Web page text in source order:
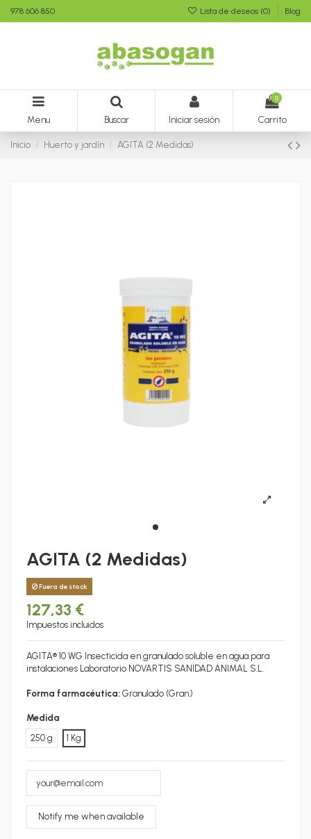
978 606 850 Lista de deseos (0) Blog
Menu Buscar Iniciar sesión
0
Carrito
Inicio Huerto y jardín AGITA (2 Medidas)
AGITA (2 Medidas)
Fuera de stock
127,33 €
Impuestos incluidos
AGITA® 10 WG Insecticida en granulado soluble en agua para
instalaciones Laboratorio NOVARTIS SANIDAD ANIMAL S.L.
Forma farmacéutica:Granulado (Gran.)
Medida
250 g
1 Kg